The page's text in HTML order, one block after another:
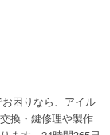
困りなら、アイル
換・鍵修理や製作